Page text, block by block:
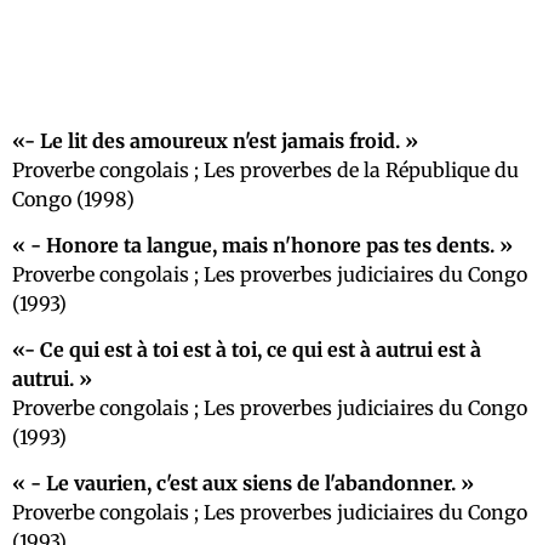
- Le lit des amoureux n'est jamais froid.
Proverbe congolais ; Les proverbes de la République du
Congo (1998)
- Honore ta langue, mais n'honore pas tes dents.
Proverbe congolais ; Les proverbes judiciaires du Congo
(1993)
- Ce qui est à toi est à toi, ce qui est à autrui est à
autrui.
Proverbe congolais ; Les proverbes judiciaires du Congo
(1993)
- Le vaurien, c'est aux siens de l'abandonner.
Proverbe congolais ; Les proverbes judiciaires du Congo